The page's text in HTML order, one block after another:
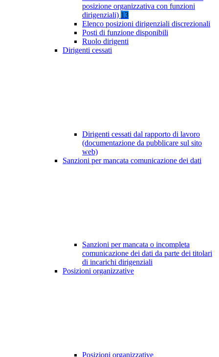
posizione organizzativa con funzioni
dirigenziali) 13
Elenco posizioni dirigenziali discrezionali
Posti di funzione disponibili
Ruolo dirigenti
Dirigenti cessati
Dirigenti cessati dal rapporto di lavoro
(documentazione da pubblicare sul sito
web)
Sanzioni per mancata comunicazione dei dati
Sanzioni per mancata o incompleta
comunicazione dei dati da parte dei titolari
di incarichi dirigenziali
Posizioni organizzative
Posizioni organizzative